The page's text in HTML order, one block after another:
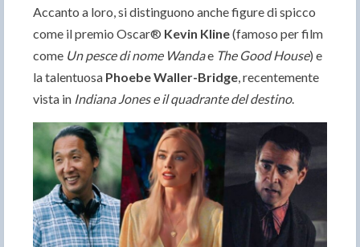
Accanto a loro, si distinguono anche figure di spicco
come il premio Oscar® Kevin Kline(famoso per film
come Un pesce di nome Wandae The Good House) e
la talentuosa Phoebe Waller-Bridge, recentemente
vista in Indiana Jones e il quadrante del destino.